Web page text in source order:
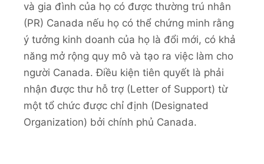
và gia đình của họ có được thường trú nhân
(PR) Canada nếu họ có thể chứng minh rằng
ý tưởng kinh doanh của họ là đổi mới, có khả
năng mở rộng quy mô và tạo ra việc làm cho
người Canada. Điều kiện tiên quyết là phải
nhận được thư hỗ trợ (Letter of Support) từ
một tổ chức được chỉ định (Designated
Organization) bởi chính phủ Canada.